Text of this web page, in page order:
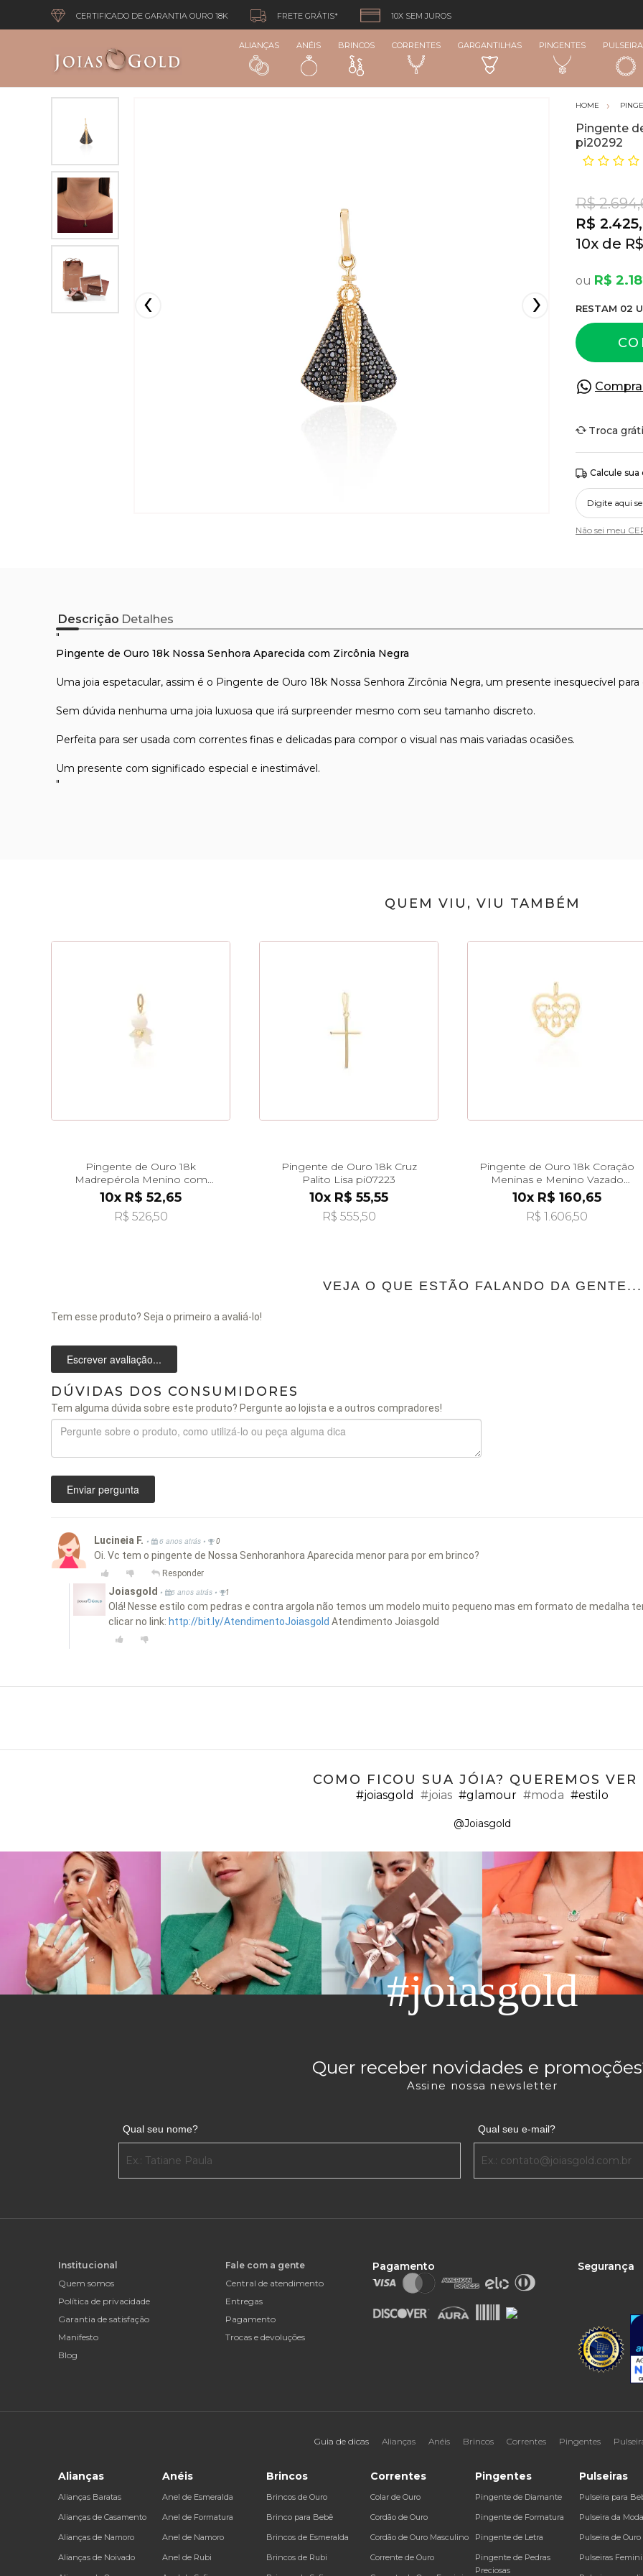
CERTIFICADO DE GARANTIA OURO 18K FRETE GRÁTIS* 10X SEM JUROS
ALIANÇAS ANÉIS BRINCOS CORRENTES GARGANTILHAS PINGENTES
Pingente
pi20292
R$
R$
10x
R$
RESTAM 02
Troca
Calcule
Não sei meu
Descrição Detalhes
"
Pingente de Ouro 18k Nossa Senhora Aparecida com Zircônia Negra
Uma joia espetacular, assim é o Pingente de Ouro 18k Nossa Senhora Zircônia Negra, um presente inesquecível
Sem dúvida nenhuma uma joia luxuosa que irá surpreender mesmo com seu tamanho discreto.
Perfeita para ser usada com correntes finas e delicadas para compor o visual nas mais variadas ocasiões.
Um presente com significado especial e inestimável.
"
QUEM VIU, VIU TAMBÉM
Pingente de Ouro 18k
Madrepérola Menino com
Coração Liso pi24488
10x R$ 52,65
R$ 526,50
Pingente de Ouro 18k Cruz
Palito Lisa pi07223
10x R$ 55,55
R$ 555,50
Pingente de Ouro 18k Coração
Meninas e Menino Vazado
pi24484
10x R$ 160,65
R$ 1.606,50
VEJA O QUE ESTÃO FALANDO DA GENTE...
Tem esse produto? Seja o primeiro a avaliá-lo!
Escrever avaliação...
DÚVIDAS DOS CONSUMIDORES
Tem alguma dúvida sobre este produto? Pergunte ao lojista e a outros compradores!
Enviar pergunta
Lucineia F. • 6 anos atrás • 0
Oi. Vc tem o pingente de Nossa Senhoranhora Aparecida menor para por em brinco?
Responder
Joiasgold • 6 anos atrás • 1
Olá! Nesse estilo com pedras e contra argola não temos um modelo muito pequeno mas em formato de medalha
clicar no link: http://bit.ly/AtendimentoJoiasgold Atendimento Joiasgold
COMO FICOU SUA JÓIA? QUEREMOS VER
#joiasgold #joias #glamour #moda #estilo
@Joiasgold
#joiasgold
Quer receber novidades e
Assine nossa newsletter
Qual seu nome? Qual seu e-mail?
Institucional
Quem somos
Política de privacidade
Garantia de satisfação
Manifesto
Blog
Fale com a gente
Central de atendimento
Entregas
Pagamento
Trocas e devoluções
Pagamento Segurança
Guia de dicas Alianças Anéis Brincos Correntes Pingentes
Alianças
Alianças Baratas
Alianças de Casamento
Alianças de Namoro
Alianças de Noivado
Anéis
Anel de Esmeralda
Anel de Formatura
Anel de Namoro
Anel de Rubi
Brincos
Brincos de Ouro
Brinco para Bebê
Brincos de Esmeralda
Brincos de Rubi
Correntes
Colar de Ouro
Cordão de Ouro
Cordão de Ouro Masculino
Corrente de Ouro
Pingentes
Pingente de Diamante
Pingente de Formatura
Pingente de Letra
Pingente de Pedras
Preciosas
Pulseiras
Pulseira para
Pulseira da Moda
Pulseira de Ouro
Pulseiras